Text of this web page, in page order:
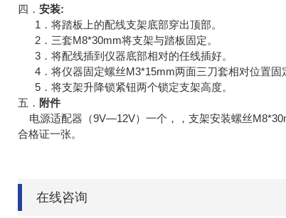
四． 安装:
1．将踏板上的配线支架底部穿出顶部。
2．三套M8*30mm将支架与踏板固定。
3．将配线插到仪器底部相对的任线插好。
4．将仪器固定螺丝M3*15mm两面三刀套相对位置固
5．将支架升降锁紧钮两个锁定支架高度。
五． 附件
电源适配器（9V—12V）一个，，支架安装螺丝
合格证一张。
在线咨询